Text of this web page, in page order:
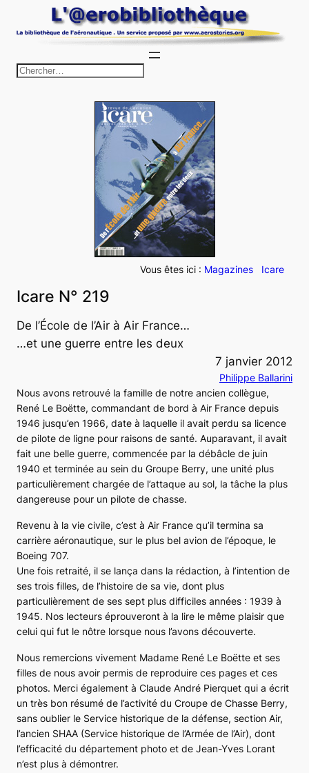
au
c
e
r
c
h
e
r
Vous êtes ici : Magazines Icare
Icare N° 219
De l’École de l’Air à Air France…
…et une guerre entre les deux
7 janvier 2012
Philippe Ballarini
Nous avons retrouvé la famille de notre ancien collègue,
René Le Boëtte, commandant de bord à Air France depuis
1946 jusqu’en 1966, date à laquelle il avait perdu sa licence
de pilote de ligne pour raisons de santé. Auparavant, il avait
fait une belle guerre, commencée par la débâcle de juin
1940 et terminée au sein du Groupe Berry, une unité plus
particulièrement chargée de l’attaque au sol, la tâche la plus
dangereuse pour un pilote de chasse.
Revenu à la vie civile, c’est à Air France qu’il termina sa
carrière aéronautique, sur le plus bel avion de l’époque, le
Boeing 707.
Une fois retraité, il se lança dans la rédaction, à l’intention de
ses trois filles, de l’histoire de sa vie, dont plus
particulièrement de ses sept plus difficiles années : 1939 à
1945. Nos lecteurs éprouveront à la lire le même plaisir que
celui qui fut le nôtre lorsque nous l’avons découverte.
Nous remercions vivement Madame René Le Boëtte et ses
filles de nous avoir permis de reproduire ces pages et ces
photos. Merci également à Claude André Pierquet qui a écrit
un très bon résumé de l’activité du Croupe de Chasse Berry,
sans oublier le Service historique de la défense, section Air,
l’ancien SHAA (Service historique de l’Armée de l’Air), dont
l’efficacité du département photo et de Jean-Yves Lorant
n’est plus à démontrer.